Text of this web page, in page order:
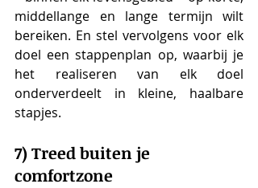
middellange en lange termijn wilt
bereiken. En stel vervolgens voor elk
doel een stappenplan op, waarbij je
het realiseren van elk doel
onderverdeelt in kleine, haalbare
stapjes.
7) Treed buiten je
comfortzone